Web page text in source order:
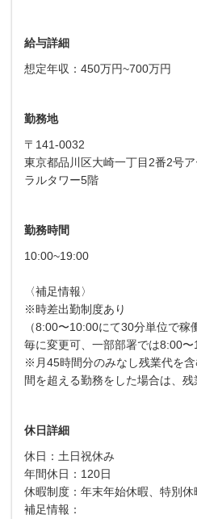
給与詳細
想定年収：450万円~700万円
勤務地
〒141-0032
東京都品川区大崎一丁目2番2号
ラルタワー5階
勤務時間
10:00~19:00
〈補足情報〉
※時差出勤制度あり
（8:00〜10:00にて30分単位で稼
毎に変更可、一部部署では8:00〜
※月45時間分のみなし残業代を
間を超える勤務をした場合は、
休日詳細
休日：土日祝休み
年間休日：120日
休暇制度：年末年始休暇、特別休
補足情報：